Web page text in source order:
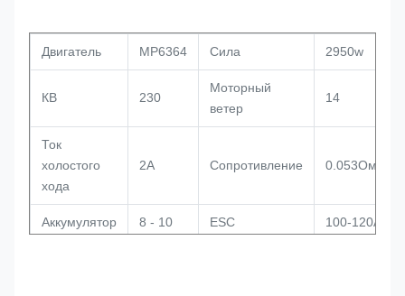
Двигатель MP6364 Сила 2950w
КВ 230
Моторный
ветер
14
Ток
холостого
хода
2А Сопротивление 0.053Омм
Аккумулятор 8 - 10 ESC 100-120А